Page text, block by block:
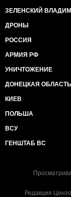
ЗЕЛЕНСКИЙ
ДРОНЫ
РОССИЯ
АРМИЯ РФ
УНИЧТОЖЕНИЕ
ДОНЕЦКАЯ ОБЛАСТЬ
КИЕВ
ПОЛЬША
ВСУ
ГЕНШТАБ ВС
Редакция